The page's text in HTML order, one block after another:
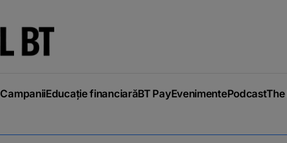
CampaniiEducație financiarăBT PayEvenimentePodcastThe